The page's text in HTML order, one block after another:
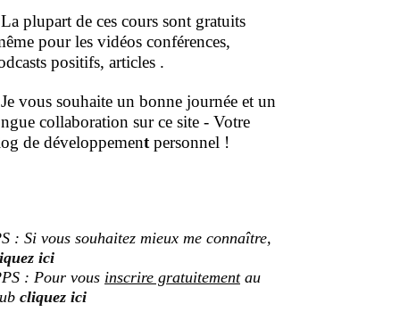
plupart de ces cours sont gratuits
pour les vidéos conférences,
positifs, articles .
vous souhaite un bonne journée et un
collaboration sur ce site - Votre
de développement personnel !
: Si vous souhaitez mieux me connaître,
ici
: Pour vous inscrire gratuitementau
cliquez ici